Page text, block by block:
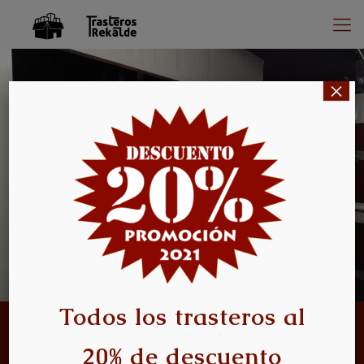
Altillos Rekalde
Todos los trasteros al
20% de descuento
×